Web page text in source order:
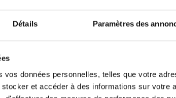
Détails Paramètres des
vos données personnelles, telles que votre
et accéder à des informations sur votre